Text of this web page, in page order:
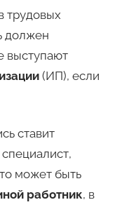
трудовых
должен
выступают
(ИП), если
ставит
может быть
работник, в